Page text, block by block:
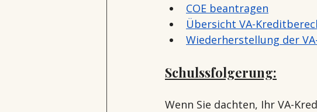
COE beantragen
Übersicht VA-
Wiederherstellung der
Schulssfolgerung:
Wenn Sie dachten, Ihr VA-